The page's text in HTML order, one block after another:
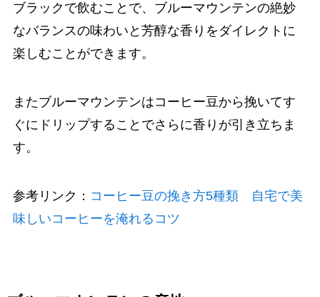
ブラックで飲むことで、ブルーマウンテンの絶妙
なバランスの味わいと芳醇な香りをダイレクトに
楽しむことができます。
またブルーマウンテンはコーヒー豆から挽いてす
ぐにドリップすることでさらに香りが引き立ちま
す。
参考リンク： コーヒー豆の挽き方5種類 自宅で美
味しいコーヒーを淹れるコツ